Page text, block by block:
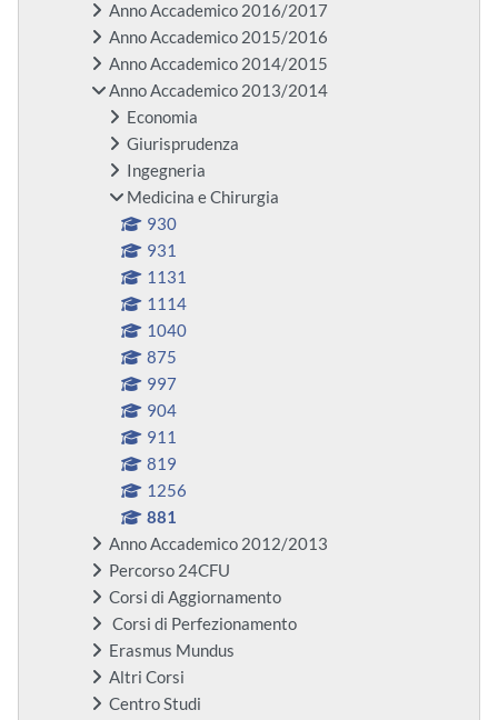
Anno Accademico 2016/2017
Anno Accademico 2015/2016
Anno Accademico 2014/2015
Anno Accademico 2013/2014
Economia
Giurisprudenza
Ingegneria
Medicina e Chirurgia
930
931
1131
1114
1040
875
997
904
911
819
1256
881
Anno Accademico 2012/2013
Percorso 24CFU
Corsi di Aggiornamento
Corsi di Perfezionamento
Erasmus Mundus
Altri Corsi
Centro Studi